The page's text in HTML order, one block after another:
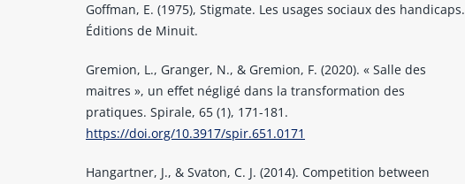
Goffman, E. (1975), Stigmate. Les usages sociaux des handicaps.
Éditions de Minuit.
Gremion, L., Granger, N., & Gremion, F. (2020). « Salle des
maitres », un effet négligé dans la transformation des
pratiques. Spirale, 65 (1), 171-181.
https://doi.org/10.3917/spir.651.0171
Hangartner, J., & Svaton, C. J. (2014). Competition between